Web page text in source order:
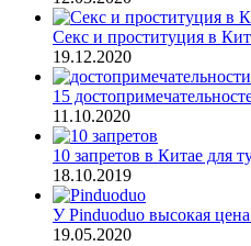
Секс и проституция в
19.12.2020
15
11.10.2020
10 запретов в Китае для
18.10.2019
У Pinduoduo высокая
19.05.2020